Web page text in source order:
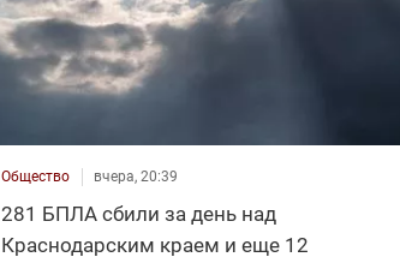
Общество вчера, 20:39
281 БПЛА сбили за день над
Краснодарским краем и еще 12